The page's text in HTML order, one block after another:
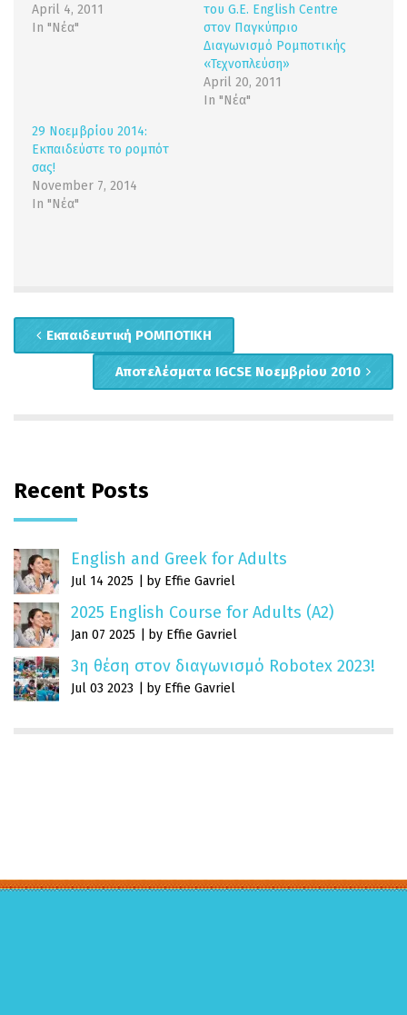
April 4, 2011
In "Νέα"
του G.E. English Centre
στον Παγκύπριο
Διαγωνισμό Ρομποτικής
«Τεχνοπλεύση»
April 20, 2011
In "Νέα"
29 Νοεμβρίου 2014:
Εκπαιδεύστε το ρομπότ
σας!
November 7, 2014
In "Νέα"
Εκπαιδευτική ΡΟΜΠΟΤΙΚΗ
Αποτελέσματα IGCSE Νοεμβρίου 2010
Recent Posts
English and Greek for Adults
Jul 14 2025 by Effie Gavriel
2025 English Course for Adults (A2)
Jan 07 2025 by Effie Gavriel
3η θέση στον διαγωνισμό Robotex 2023!
Jul 03 2023 by Effie Gavriel